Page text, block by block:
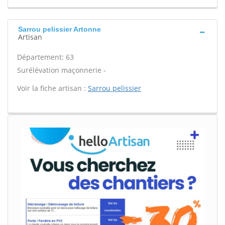
Sarrou pelissier Artonne
Artisan
Département: 63
Surélévation maçonnerie -
Voir la fiche artisan : Sarrou pelissier